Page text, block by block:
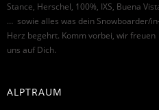
Stance, Herschel, 100%, IXS, Buena
… sowie alles was dein Snowboarder/
Herz begehrt. Komm vorbei, wir freuen
uns auf Dich.
ALPTRAUM